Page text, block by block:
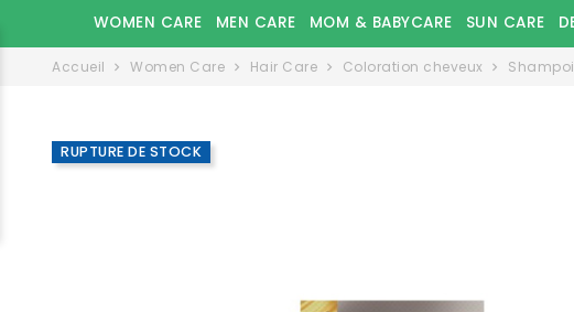
WOMEN CARE MEN CARE MOM & BABYCARE SUN CARE
Accueil Women Care Hair Care Coloration cheveux
RUPTURE DE STOCK